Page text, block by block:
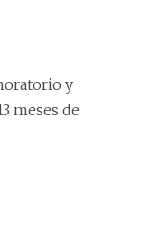
y
meses de